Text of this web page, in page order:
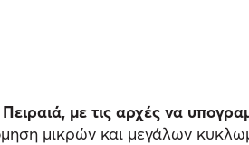
με τις αρχές να
μικρών και μεγάλων